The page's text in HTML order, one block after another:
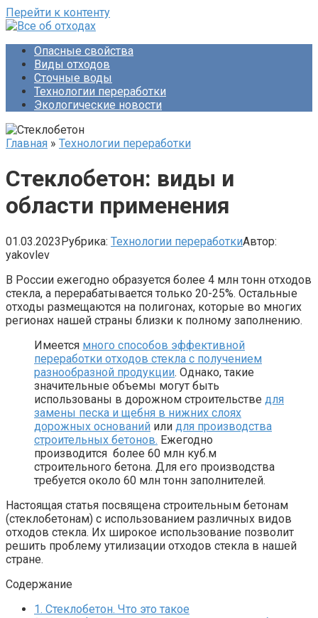
Перейти к контенту
Опасные свойства
Виды отходов
Сточные воды
Технологии переработки
Экологические новости
Главная » Технологии переработки
Стеклобетон: виды и
области применения
01.03.2023Рубрика: Технологии переработкиАвтор:
yakovlev
В России ежегодно образуется более 4 млн тонн отходов
стекла, а перерабатывается только 20-25%. Остальные
отходы размещаются на полигонах, которые во многих
регионах нашей страны близки к полному заполнению.
Имеется много способов эффективной
переработки отходов стекла с получением
разнообразной продукции. Однако, такие
значительные объемы могут быть
использованы в дорожном строительстве для
замены песка и щебня в нижних слоях
дорожных оснований или для производства
строительных бетонов. Ежегодно
производится более 60 млн куб.м
строительного бетона. Для его производства
требуется около 60 млн тонн заполнителей.
Настоящая статья посвящена строительным бетонам
(стеклобетонам) с использованием различных видов
отходов стекла. Их широкое использование позволит
решить проблему утилизации отходов стекла в нашей
стране.
Содержание
1. Стеклобетон. Что это такое